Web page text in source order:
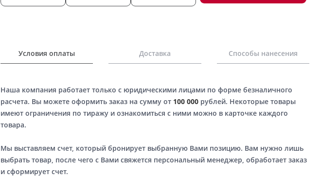
Условия оплаты Доставка Способы нанесения
Наша компания работает только с юридическими лицами по форме безналичного
расчета. Вы можете оформить заказ на сумму от 100 000рублей. Некоторые товары
имеют ограничения по тиражу и ознакомиться с ними можно в карточке каждого
товара.
Мы выставляем счет, который бронирует выбранную Вами позицию. Вам нужно лишь
выбрать товар, после чего с Вами свяжется персональный менеджер, обработает заказ
и сформирует счет.